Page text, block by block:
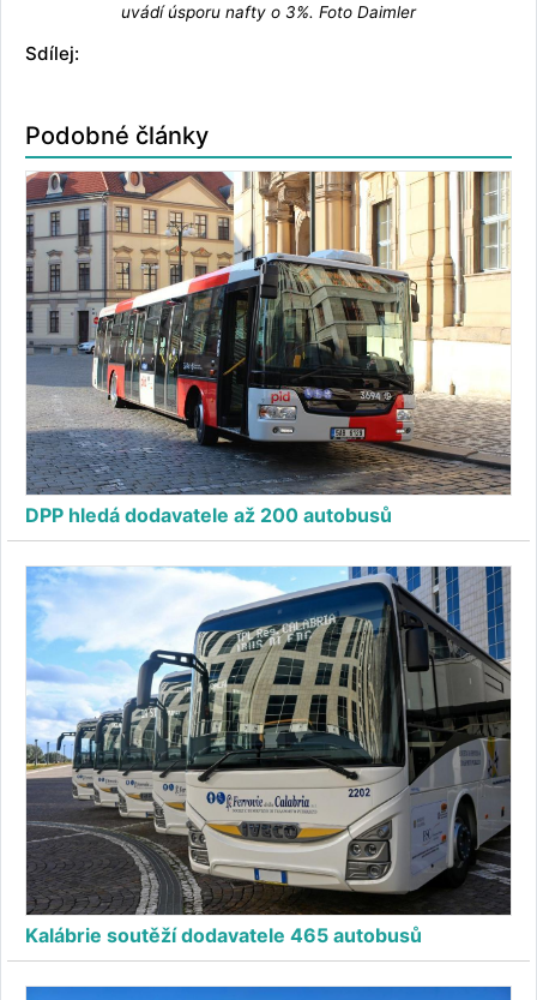
uvádí úsporu nafty o 3%. Foto Daimler
Sdílej:
Podobné články
DPP hledá dodavatele až 200 autobusů
Kalábrie soutěží dodavatele 465 autobusů